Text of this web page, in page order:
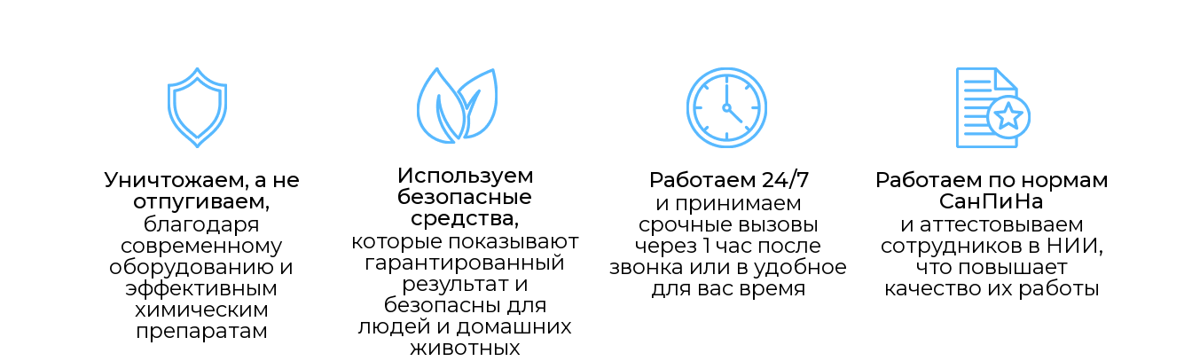
Уничтожаем, а не
отпугиваем,
Используем
безопасные
средства,
Работаем 24/7
Работаем по нормам
СанПиНа
благодаря
современному
оборудованию и
эффективным
химическим
препаратам
которые показывают
гарантированный
результат и
безопасны для
людей и домашних
животных
и принимаем
срочные вызовы
через 1 час после
звонка или в удобное
для вас время
и аттестовываем
сотрудников в НИИ,
что повышает
качество их работы